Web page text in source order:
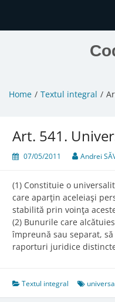
Home Textul integral
Art. 541.
07/05/2011 Andrei
(1) Constituie o
care aparţin aceleiaşi
stabilită prin voinţa
(2) Bunurile care
împreună sau separat,
raporturi juridice
Textul integral